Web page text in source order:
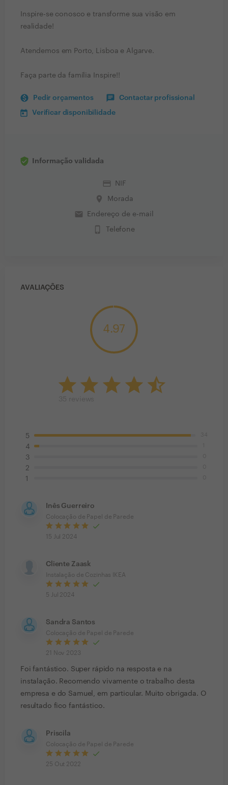
Inspire-se conosco e transforme sua visão em
realidade!
Atendemos em Porto, Lisboa e Algarve.
Faça parte da família Inspire!!
Pedir orçamentos Contactar profissional
Verificar disponibilidade
Informação validada
credit_card NIF
place Morada
email Endereço de e-mail
phone_iphone Telefone
AVALIAÇÕES
4.97
5
4
3
2
1
Inês Guerreiro
Colocação de Papel de Parede
15 Jul 2024
Cliente Zaask
Instalação de Cozinhas IKEA
5 Jul 2024
Sandra Santos
Colocação de Papel de Parede
21 Nov 2023
Foi fantástico. Super rápido na resposta e na
instalação. Recomendo vivamente o trabalho desta
empresa e do Samuel, em particular. Muito obrigada. O
resultado fico fantástico.
Priscila
Colocação de Papel de Parede
25 Out 2022